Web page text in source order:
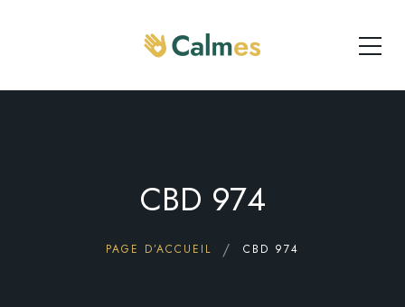
CBD 974
PAGE D’ACCUEIL CBD 974